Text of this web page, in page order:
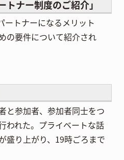
ナー制度のご紹介」
ートナーになるメリット
の要件について紹介され
と参加者、参加者同士をつ
われた。プライベートな話
盛り上がり、19時ごろまで